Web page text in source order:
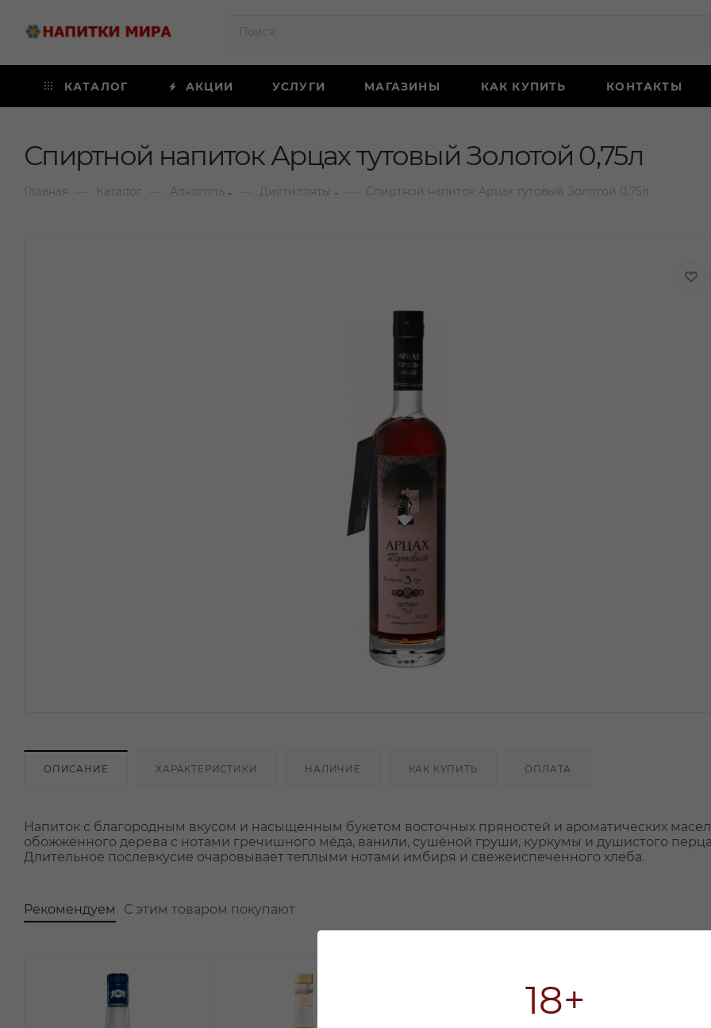
18+
КАТАЛОГ АКЦИИ УСЛУГИ МАГАЗИНЫ КАК КУПИТЬ КОНТАКТЫ
Спиртной напиток Арцах тутовый Золотой 0,75л
Главная Каталог Алкоголь Дистилляты Спиртной напиток Арцах тутовый Золотой 0,75л
ОПИСАНИЕ ХАРАКТЕРИСТИКИ НАЛИЧИЕ КАК КУПИТЬ ОПЛАТА
Напиток с благородным вкусом и насыщенным букетом восточных пряностей и ароматических масел
обожжённого дерева с нотами гречишного мёда, ванили, сушёной груши, куркумы и душистого
Длительное послевкусие очаровывает теплыми нотами имбиря и свежеиспеченного хлеба.
Рекомендуем С этим товаром покупают